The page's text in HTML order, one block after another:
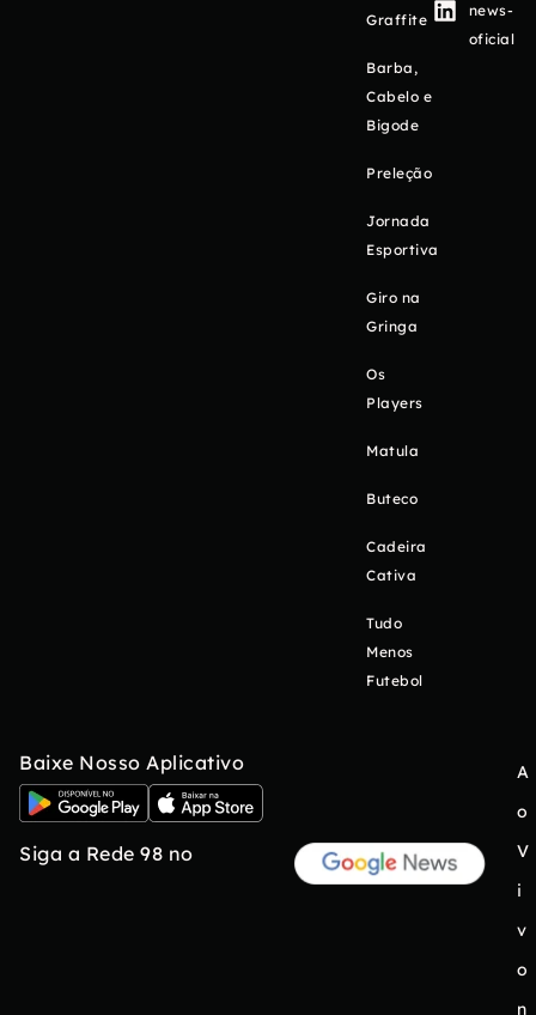
Graffite
Barba,
Cabelo e
Bigode
Preleção
Jornada
Esportiva
Giro na
Gringa
Os
Players
Matula
Buteco
Cadeira
Cativa
Tudo
Menos
Futebol
news-
oficial
Baixe Nosso Aplicativo
Siga a Rede 98 no
A
o
V
i
v
o
n